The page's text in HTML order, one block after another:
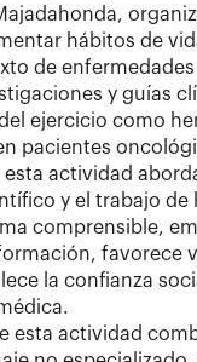
hábitos de
de
y guías
ejercicio como
pacientes
actividad
y el trabajo de
comprensible,
favorece
la confianza
esta actividad